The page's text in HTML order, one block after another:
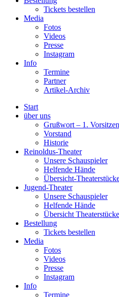
Tickets bestellen
Media
Fotos
Videos
Presse
Instagram
Info
Termine
Partner
Artikel-Archiv
Start
über uns
Grußwort – 1.
Vorstand
Historie
Reinoldus-Theater
Unsere Schauspieler
Helfende Hände
Übersicht-
Jugend-Theater
Unsere Schauspieler
Helfende Hände
Übersicht Theaterstücke
Bestellung
Tickets bestellen
Media
Fotos
Videos
Presse
Instagram
Info
Termine